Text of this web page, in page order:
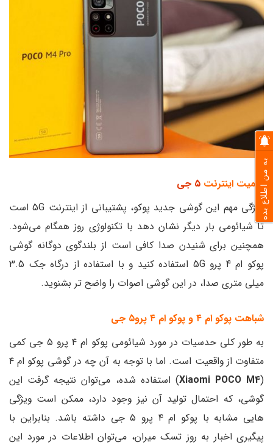
اهمیت اینترنت ۵ جی
ویژگی مهم این گوشی جدید پوکو، پشتیبانی از اینترنت 5G است
تا شیائومی بار دیگر نشان دهد با تکنولوژی روز همگام می‌شود.
همچنین برای شنیدن صدا کافی است از بلندگوی دوگانه گوشی
پوکو ام 4 پرو 5G استفاده کنید و با استفاده از درگاه جک 3.5
میلی متری صدا، در این گوشی اصوات را واضح تر بشنوید.
شباهت پوکو ام ۴ و پوکو ام ۴ پرو۵ جی
به طور کلی حدسیات در مورد شیائومی پوکو ام ۴ پرو ۵ جی کمی
متفاوت از واقعیت است. اما با توجه به آن چه در گوشی پوکو ام ۴
(
Xiaomi POCO M4) استفاده شده، می‌توان نتیجه گرفت این
گوشی، که احتمال تولید آن نیز وجود دارد، ممکن است ویژگی
هایی مشابه با پوکو ام ۴ پرو ۵ جی داشته باشد. بنابراین با
پیگیری اخبار به روز تسک میران، می‌توان اطلاعات در مورد این
به من اطلاع بده